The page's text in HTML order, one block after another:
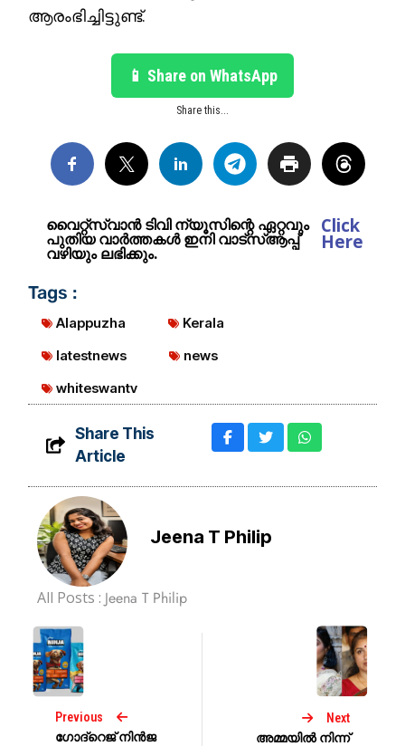
ആരംഭിച്ചിട്ടുണ്ട്.
📱 Share on WhatsApp
Share this...
വൈറ്റ്സ്വാൻ ടിവി ന്യൂസിന്റെ ഏറ്റവും
പുതിയ വാർത്തകൾ ഇനി വാട്സ്ആപ്പ്
വഴിയും ലഭിക്കും.
Click
Here
Tags :
Alappuzha
Kerala
latestnews
news
whiteswantv
Share This
Article
Jeena T Philip
All Posts : Jeena T Philip
Previous
ഗോദ്‌റെജ് നിൻജ
Next
അമ്മയില്‍ നിന്ന്